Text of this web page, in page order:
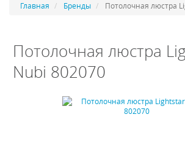
Главная Бренды Потолочная люстра
Потолочная люстра
Nubi 802070